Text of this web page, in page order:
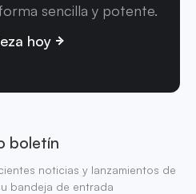
sencilla y potente.
hoy
boletín
noticias y lanzamientos de
bandeja de entrada